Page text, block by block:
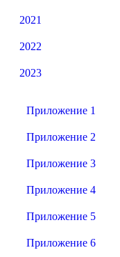
2021
2022
2023
Приложение 1
Приложение 2
Приложение 3
Приложение 4
Приложение 5
Приложение 6